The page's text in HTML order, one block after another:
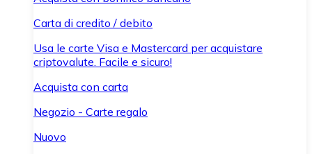
Carta di credito / debito
Usa le carte Visa e Mastercard per acquistare
criptovalute. Facile e sicuro!
Acquista con carta
Negozio - Carte regalo
Nuovo